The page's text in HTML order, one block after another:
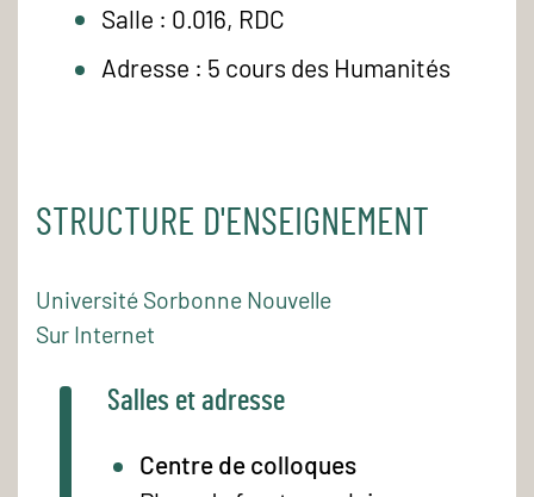
Salle : 0.016, RDC
Adresse : 5 cours des Humanités
STRUCTURE D'ENSEIGNEMENT
Université Sorbonne Nouvelle
Sur Internet
Salles et adresse
Centre de colloques